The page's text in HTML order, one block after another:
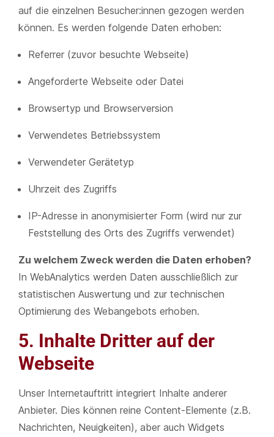
auf die einzelnen Besucher:innen gezogen werden
können. Es werden folgende Daten erhoben:
Referrer (zuvor besuchte Webseite)
Angeforderte Webseite oder Datei
Browsertyp und Browserversion
Verwendetes Betriebssystem
Verwendeter Gerätetyp
Uhrzeit des Zugriffs
IP-Adresse in anonymisierter Form (wird nur zur
Feststellung des Orts des Zugriffs verwendet)
Zu welchem Zweck werden die Daten erhoben?
In WebAnalytics werden Daten ausschließlich zur
statistischen Auswertung und zur technischen
Optimierung des Webangebots erhoben.
5. Inhalte Dritter auf der
Webseite
Unser Internetauftritt integriert Inhalte anderer
Anbieter. Dies können reine Content-Elemente (z.B.
Nachrichten, Neuigkeiten), aber auch Widgets